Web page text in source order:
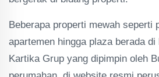
Beberapa properti mewah seperti
apartemen hingga plaza berada
Kartika Grup yang dipimpin oleh